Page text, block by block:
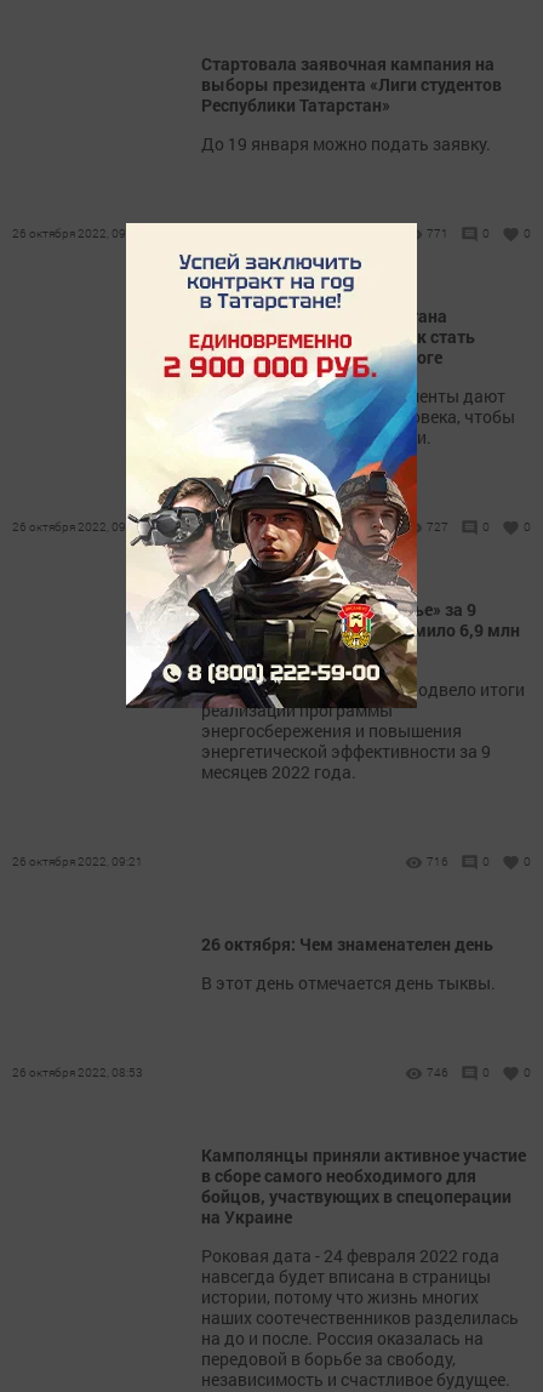
Стартовала заявочная кампания на
выборы президента «Лиги студентов
Республики Татарстан»
До 19 января можно подать заявку.
26 октября 2022, 09:53 771 0 0
Госавтоинспекция Татарстана
напомнила пешеходам, как стать
заметнее в темноте на дороге
Световозвращающие элементы дают
возможность увидеть человека, чтобы
избежать опасной ситуации.
26 октября 2022, 09:43 727 0 0
АО «Транснефть – Прикамье» за 9
месяцев 2022 года сэкономило 6,9 млн
кВт*ч электроэнергии
«Транснефть - Прикамье» подвело итоги
реализации программы
энергосбережения и повышения
энергетической эффективности за 9
месяцев 2022 года.
26 октября 2022, 09:21 716 0 0
26 октября: Чем знаменателен день
В этот день отмечается день тыквы.
26 октября 2022, 08:53 746 0 0
Камполянцы приняли активное участие
в сборе самого необходимого для
бойцов, участвующих в спецоперации
на Украине
Роковая дата - 24 февраля 2022 года
навсегда будет вписана в страницы
истории, потому что жизнь многих
наших соотечественников разделилась
на до и после. Россия оказалась на
передовой в борьбе за свободу,
независимость и счастливое будущее.